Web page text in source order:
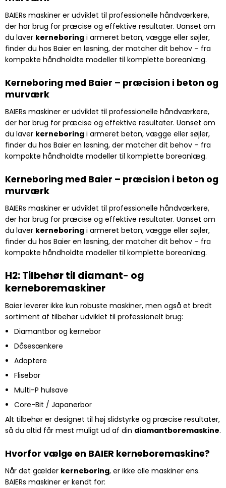
BAIERs maskiner er udviklet til professionelle håndværkere,
der har brug for præcise og effektive resultater. Uanset om
du laver kerneboring i armeret beton, vægge eller søjler,
finder du hos Baier en løsning, der matcher dit behov – fra
kompakte håndholdte modeller til komplette boreanlæg.
Kerneboring med Baier – præcision i beton og
murværk
BAIERs maskiner er udviklet til professionelle håndværkere,
der har brug for præcise og effektive resultater. Uanset om
du laver kerneboring i armeret beton, vægge eller søjler,
finder du hos Baier en løsning, der matcher dit behov – fra
kompakte håndholdte modeller til komplette boreanlæg.
Kerneboring med Baier – præcision i beton og
murværk
BAIERs maskiner er udviklet til professionelle håndværkere,
der har brug for præcise og effektive resultater. Uanset om
du laver kerneboring i armeret beton, vægge eller søjler,
finder du hos Baier en løsning, der matcher dit behov – fra
kompakte håndholdte modeller til komplette boreanlæg.
H2: Tilbehør til diamant- og
kerneboremaskiner
Baier leverer ikke kun robuste maskiner, men også et bredt
sortiment af tilbehør udviklet til professionelt brug:
Diamantbor og kernebor
Dåsesænkere
Adaptere
Flisebor
Multi-P hulsave
Core-Bit / Japanerbor
Alt tilbehør er designet til høj slidstyrke og præcise resultater,
så du altid får mest muligt ud af din diamantboremaskine.
Hvorfor vælge en BAIER kerneboremaskine?
Når det gælder kerneboring, er ikke alle maskiner ens.
BAIERs maskiner er kendt for: